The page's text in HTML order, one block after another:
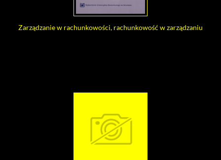
Zarządzanie w rachunkowości, rachunkowość w zarządzaniu